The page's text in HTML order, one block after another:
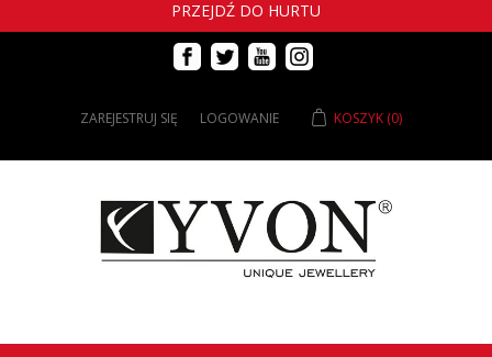
PRZEJDŹ DO HURTU
ZAREJESTRUJ SIĘ LOGOWANIE KOSZYK (0)